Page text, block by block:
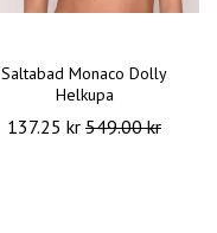
Saltabad Monaco Dolly
Helkupa
137.25 kr 549.00 kr